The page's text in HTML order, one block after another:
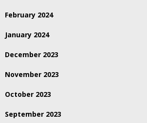
February 2024
January 2024
December 2023
November 2023
October 2023
September 2023